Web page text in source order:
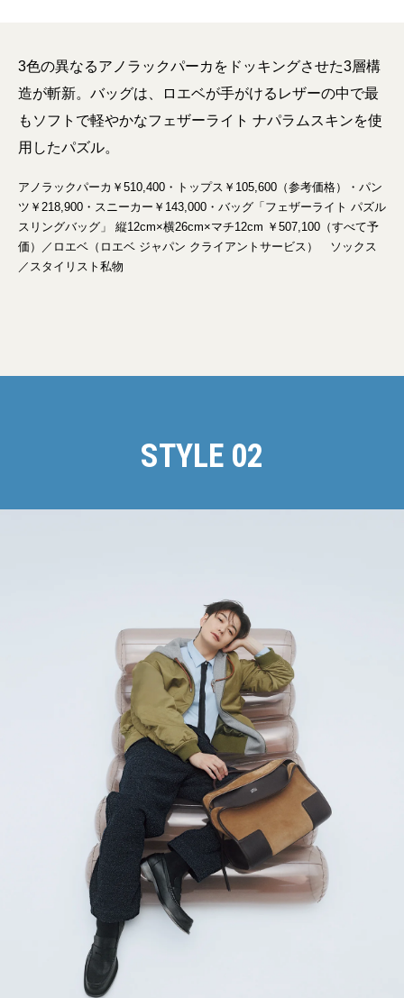
3色の異なるアノラックパーカをドッキングさせた3層構
造が斬新。バッグは、ロエベが手がけるレザーの中で最
もソフトで軽やかなフェザーライト ナパラムスキンを使
用したパズル。
アノラックパーカ￥510,400・トップス￥105,600（参考価格）・パン
ツ￥218,900・スニーカー￥143,000・バッグ「フェザーライト パズル
スリングバッグ」 縦12cm×横26cm×マチ12cm ￥507,100（すべて予
価）／ロエベ（ロエベ ジャパン クライアントサービス） ソックス
／スタイリスト私物
STYLE 02